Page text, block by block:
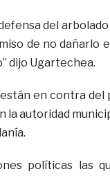
del
de no dañarlo
dijo Ugartechea.
en contra
la autoridad
políticas las